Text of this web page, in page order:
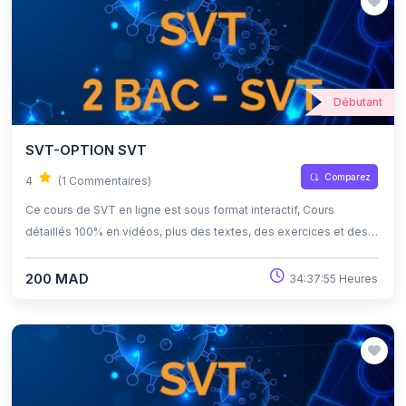
Débutant
SVT-OPTION SVT
4 (1 Commentaires) Comparez
Ce cours de SVT en ligne est sous format interactif, Cours
détaillés 100% en vidéos, plus des textes, des exercices et des
d'apprendre à son propre rythme grâce à l'auto-apprentissage et
200 MAD 34:37:55 Heures